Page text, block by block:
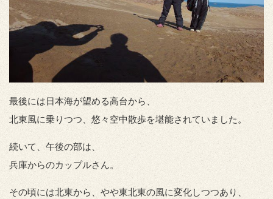
最後には日本海が望める高台から、
北東風に乗りつつ、悠々空中散歩を堪能されていました。
続いて、午後の部は、
兵庫からのカップルさん。
その頃には北東から、やや東北東の風に変化しつつあり、